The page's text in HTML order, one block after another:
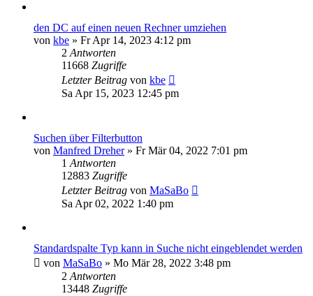
den DC auf einen neuen Rechner umziehen
von kbe » Fr Apr 14, 2023 4:12 pm
2 Antworten
11668 Zugriffe
Letzter Beitrag von kbe
Sa Apr 15, 2023 12:45 pm
Suchen über Filterbutton
von Manfred Dreher» Fr Mär 04, 2022 7:01 pm
1 Antworten
12883 Zugriffe
Letzter Beitrag von MaSaBo
Sa Apr 02, 2022 1:40 pm
Standardspalte Typ kann in Suche nicht eingeblendet werden
von MaSaBo » Mo Mär 28, 2022 3:48 pm
2 Antworten
13448 Zugriffe